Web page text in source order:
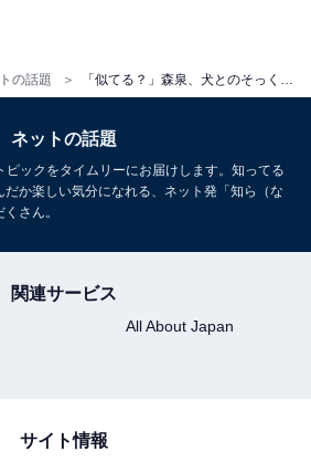
の話題
ネットの話題
ピックをタイムリーにお届けします。知ってる
か楽しい気分になれる、ネット発「知ら（な
さん。
関連サービス
All About Japan
サイト情報